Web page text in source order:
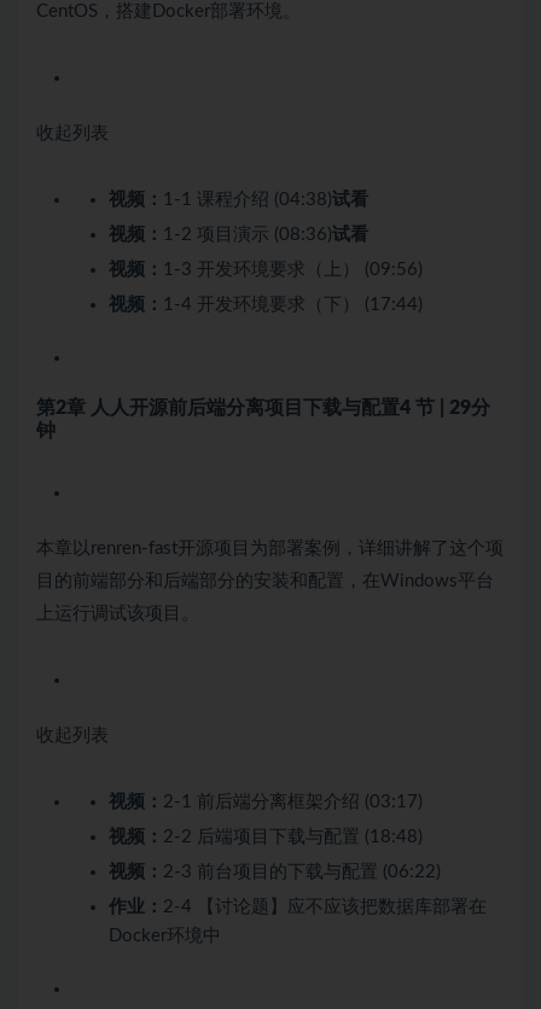
CentOS，搭建Docker部署环境。
收起列表
视频： 1-1 课程介绍 (04:38)试看
视频： 1-2 项目演示 (08:36)试看
视频： 1-3 开发环境要求（上） (09:56)
视频： 1-4 开发环境要求（下） (17:44)
第2章 人人开源前后端分离项目下载与配置4 节 | 29分
钟
本章以renren-fast开源项目为部署案例，详细讲解了这个项
目的前端部分和后端部分的安装和配置，在Windows平台
上运行调试该项目。
收起列表
视频： 2-1 前后端分离框架介绍 (03:17)
视频： 2-2 后端项目下载与配置 (18:48)
视频： 2-3 前台项目的下载与配置 (06:22)
作业： 2-4 【讨论题】应不应该把数据库部署在
Docker环境中